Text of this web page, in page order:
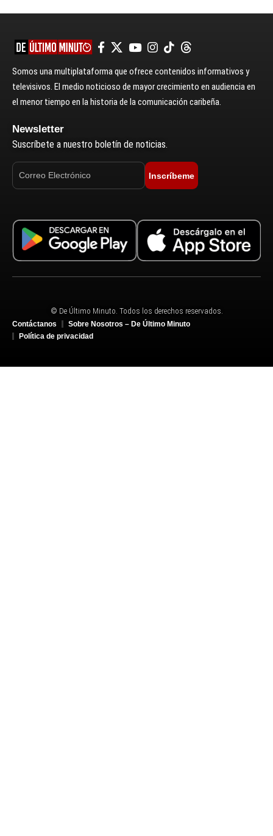
Somos una multiplataforma que ofrece contenidos informativos y
televisivos. El medio noticioso de mayor crecimiento en audiencia en
el menor tiempo en la historia de la comunicación caribeña.
Newsletter
Suscríbete a nuestro boletín de noticias.
Inscríbeme
© De Último Minuto. Todos los derechos reservados.
Contáctanos
Sobre Nosotros – De Último Minuto
Política de privacidad